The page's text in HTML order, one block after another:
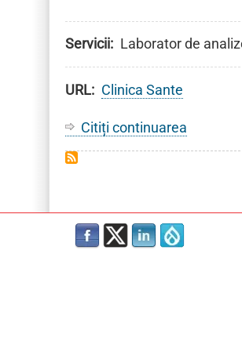
Servicii Laborator de
URL Clinica Sante
Citiți continuarea